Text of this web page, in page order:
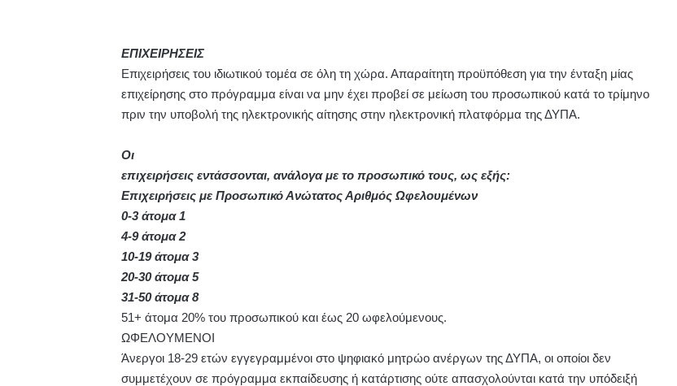
ΕΠΙΧΕΙΡΗΣΕΙΣ
Επιχειρήσεις του ιδιωτικού τομέα σε όλη τη χώρα. Απαραίτητη προϋπόθεση για την ένταξη μίας
επιχείρησης στο πρόγραμμα είναι να μην έχει προβεί σε μείωση του προσωπικού κατά το τρίμηνο
πριν την υποβολή της ηλεκτρονικής αίτησης στην ηλεκτρονική πλατφόρμα της ΔΥΠΑ.
Οι
επιχειρήσεις εντάσσονται, ανάλογα με το προσωπικό τους, ως εξής:
Επιχειρήσεις με Προσωπικό Ανώτατος Αριθμός Ωφελουμένων
0-3 άτομα 1
4-9 άτομα 2
10-19 άτομα 3
20-30 άτομα 5
31-50 άτομα 8
51+ άτομα 20% του προσωπικού και έως 20 ωφελούμενους.
ΩΦΕΛΟΥΜΕΝΟΙ
Άνεργοι 18-29 ετών εγγεγραμμένοι στο ψηφιακό μητρώο ανέργων της ΔΥΠΑ, οι οποίοι δεν
συμμετέχουν σε πρόγραμμα εκπαίδευσης ή κατάρτισης ούτε απασχολούνται κατά την υπόδειξή